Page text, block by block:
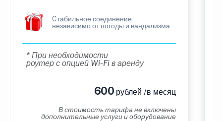
Cтабильное соединение
независимо от погоды и вандализма
* При необходимости
роутер с опцией Wi-Fi в аренду
600 рублей /в месяц
В стоимость тарифа не включены
дополнительные услуги и оборудование